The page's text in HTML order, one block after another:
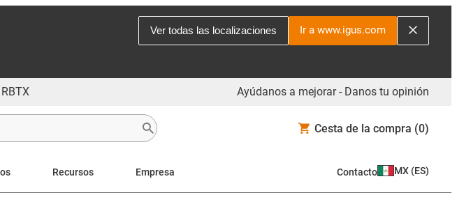
Ver todas las localizaciones Ir a www.igus.com
Ayúdanos a mejorar - Danos tu opinión
Cesta de la compra (0)
Recursos Empresa Contacto MX (ES)